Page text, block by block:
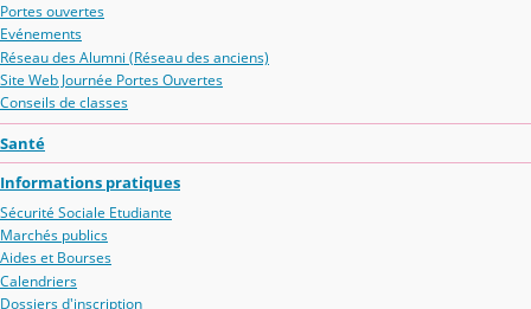
Portes ouvertes
Evénements
Réseau des Alumni (Réseau des anciens)
Site Web Journée Portes Ouvertes
Conseils de classes
Santé
Informations pratiques
Sécurité Sociale Etudiante
Marchés publics
Aides et Bourses
Calendriers
Dossiers d'inscription